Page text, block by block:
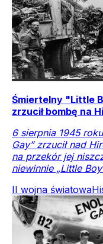
Śmiertelny "Little
zrzucił bombę na
6 sierpnia 1945
Gay” zrzucił nad
na przekór jej
niewinnie „Little
II wojna światowa